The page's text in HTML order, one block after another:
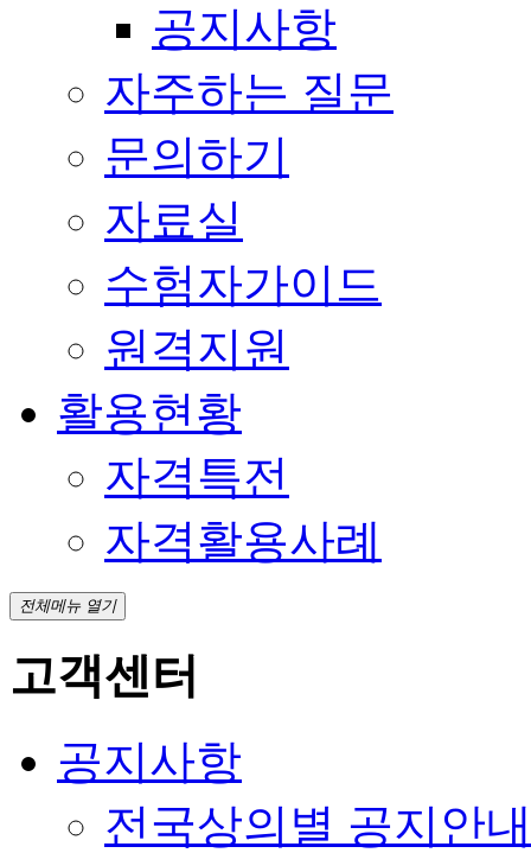
공지사항
자주하는 질문
문의하기
자료실
수험자가이드
원격지원
활용현황
자격특전
자격활용사례
전체메뉴 열기
고객센터
공지사항
전국상의별 공지안내